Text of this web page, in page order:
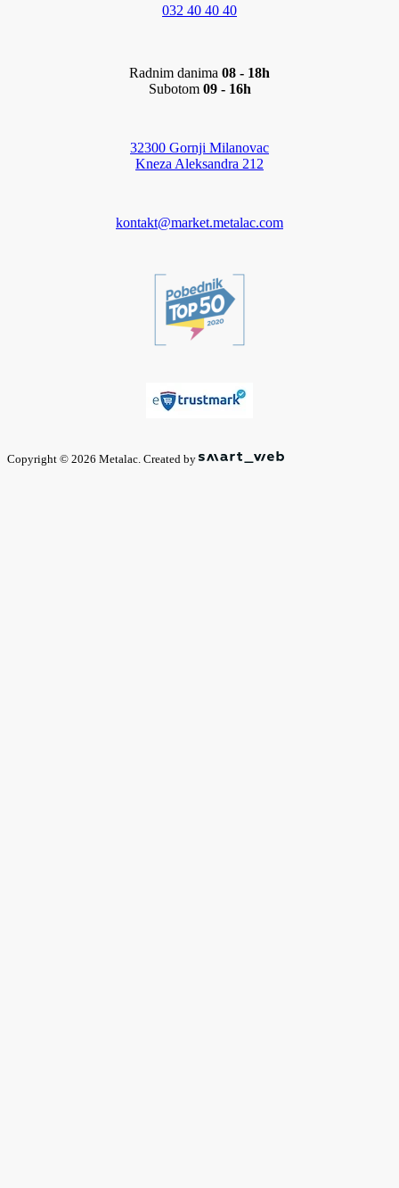
032 40 40 40
Radnim danima 08 - 18h
Subotom 09 - 16h
32300 Gornji Milanovac
Kneza Aleksandra 212
kontakt@market.metalac.com
Copyright © 2026 Metalac. Created by